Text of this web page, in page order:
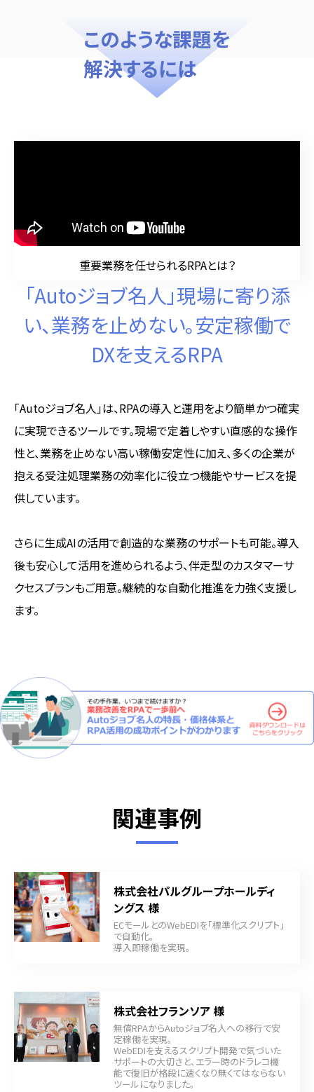
このような課題を
解決するには
重要業務を任せられるRPAとは？
「Autoジョブ名人」現場に寄り添
い、業務を止めない。安定稼働で
DXを支えるRPA
「Autoジョブ名人」は、RPAの導入と運用をより簡単かつ確実
に実現できるツールです。現場で定着しやすい直感的な操作
性と、業務を止めない高い稼働安定性に加え、多くの企業が
抱える受注処理業務の効率化に役立つ機能やサービスを提
供しています。
さらに生成AIの活用で創造的な業務のサポートも可能。導入
後も安心して活用を進められるよう、伴走型のカスタマーサ
クセスプランもご用意。継続的な自動化推進を力強く支援し
ます。
関連事例
株式会社パルグループホールディ
ングス 様
ECモールとのWebEDIを「標準化スクリプト」
で自動化｡
導入即稼働を実現｡
株式会社フランソア 様
無償RPAからAutoジョブ名人への移行で安
定稼働を実現。
WebEDIを支えるスクリプト開発で気づいた
サポートの大切さと、エラー時のドラレコ機
能で復旧が格段に速くなり無くてはならない
ツールになりました。